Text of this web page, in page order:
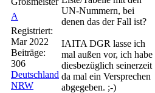
A
Registriert:
Mar 2022
Beiträge:
306
Deutschland
NRW
UN-Nummern, bei
denen das der Fall ist?
IAITA DGR lasse ich
mal außen vor, ich habe
diesbezüglich seinerzeit
da mal ein Versprechen
abgegeben. ;-)